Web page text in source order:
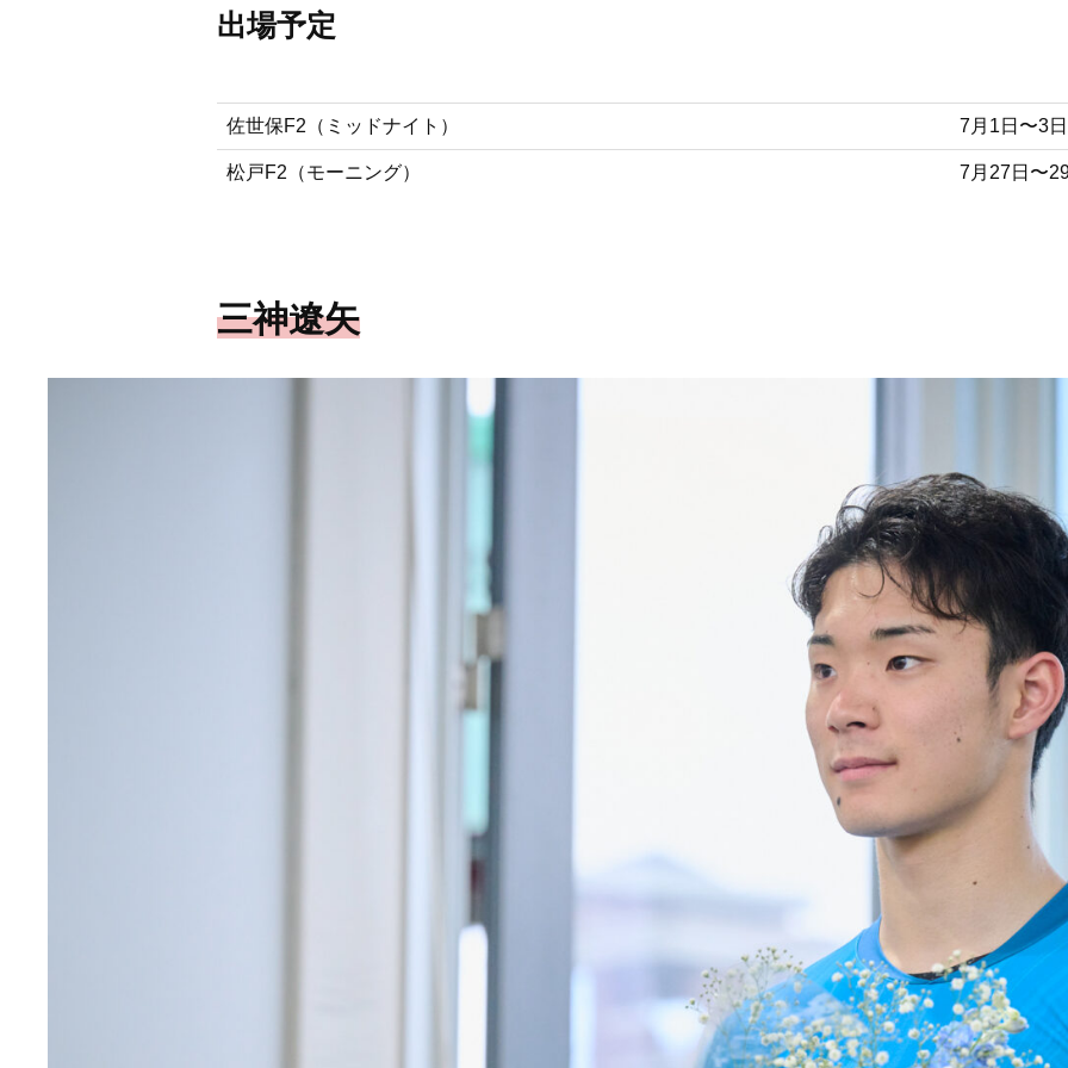
出場予定
佐世保F2（ミッドナイト） 7月1日〜3日
松戸F2（モーニング） 7月27日〜
三神遼矢